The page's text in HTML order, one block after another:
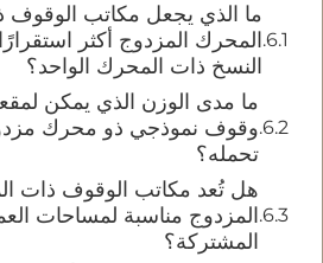
ما الذي يجعل مكاتب الوقوف
المحرك المزدوج أكثر
النسخ ذات المحرك الواحد؟
ما مدى الوزن الذي يمكن
وقوف نموذجي ذو محرك
تحمله؟
هل تُعد مكاتب الوقوف ذات
المزدوج مناسبة لمساحات
المشتركة؟